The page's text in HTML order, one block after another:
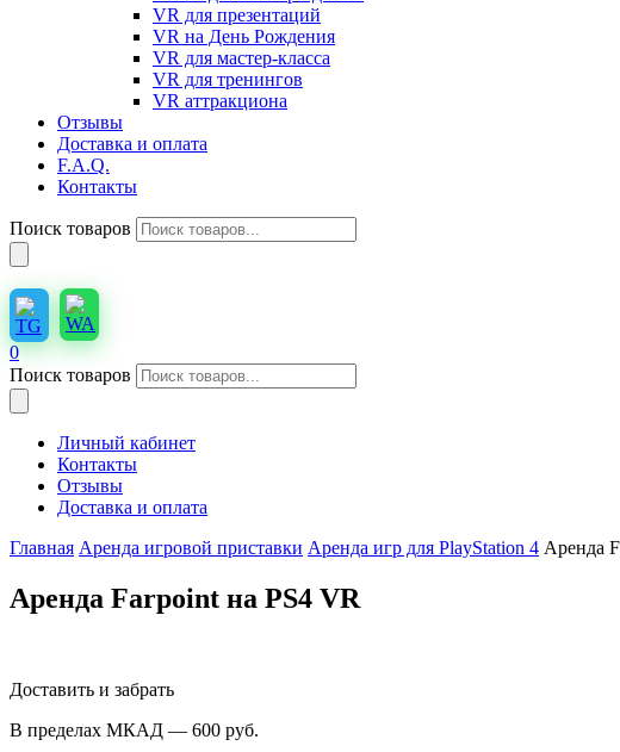
VR для презентаций
VR на День Рождения
VR для мастер-класса
VR для тренингов
VR аттракциона
Отзывы
Доставка и оплата
F.A.Q.
Контакты
Поиск товаров
0
Поиск товаров
Личный кабинет
Контакты
Отзывы
Доставка и оплата
Главная Аренда игровой приставки Аренда игр для PlayStation 4 Аренда
Аренда Farpoint на PS4 VR
Доставить и забрать
В пределах МКАД — 600 руб.